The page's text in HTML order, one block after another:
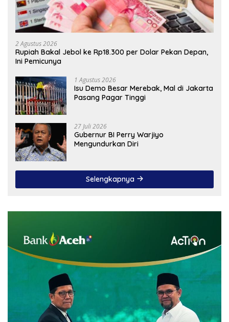
2 Agustus 2026
Rupiah Bakal Jebol ke Rp18.300 per Dolar Pekan Depan,
Ini Pemicunya
1 Agustus 2026
Isu Demo Besar Merebak, Mal di Jakarta
Pasang Pagar Tinggi
27 Juli 2026
Gubernur BI Perry Warjiyo
Mengundurkan Diri
Selengkapnya